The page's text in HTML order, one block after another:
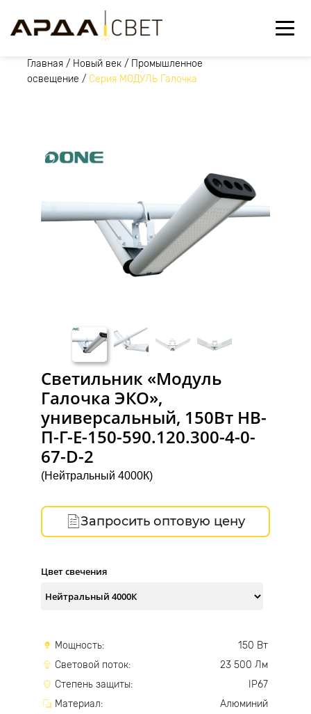
Главная / Новый век / Промышленное
освещение / Серия МОДУЛЬ Галочка
Светильник «Модуль
Галочка ЭКО»,
универсальный, 150Вт НВ-
П-Г-Е-150-590.120.300-4-0-
67-D-2
(Нейтральный 4000К)
Запросить оптовую цену
Цвет свечения
Мощность:
150 Вт
Световой поток:
23 500 Лм
Степень защиты:
IP67
Материал:
Алюминий